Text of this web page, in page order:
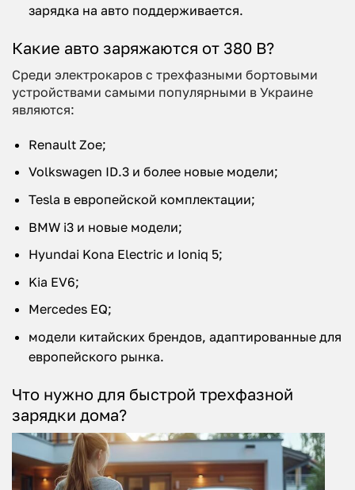
зарядка на авто поддерживается.
Какие авто заряжаются от 380 В?
Среди электрокаров с трехфазными бортовыми
устройствами самыми популярными в Украине
являются:
Renault Zoe;
Volkswagen ID.3 и более новые модели;
Tesla в европейской комплектации;
BMW i3 и новые модели;
Hyundai Kona Electric и Ioniq 5;
Kia EV6;
Mercedes EQ;
модели китайских брендов, адаптированные для
европейского рынка.
Что нужно для быстрой трехфазной
зарядки дома?